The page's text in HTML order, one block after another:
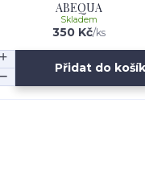
ABEQUA
350 Kč/ks
Skladem
Přidat do